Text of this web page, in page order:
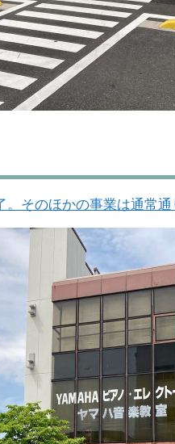
そのほかの事業は通常通